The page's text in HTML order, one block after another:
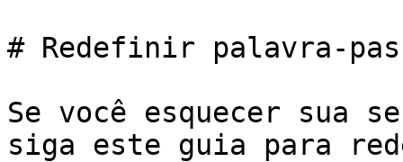
# Redefinir palavra-
Se você esquecer sua
siga este guia para